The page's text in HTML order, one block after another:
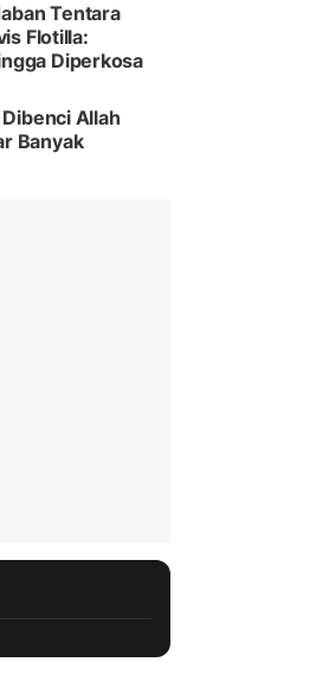
Tentara
Flotilla:
Diperkosa
Allah
Banyak